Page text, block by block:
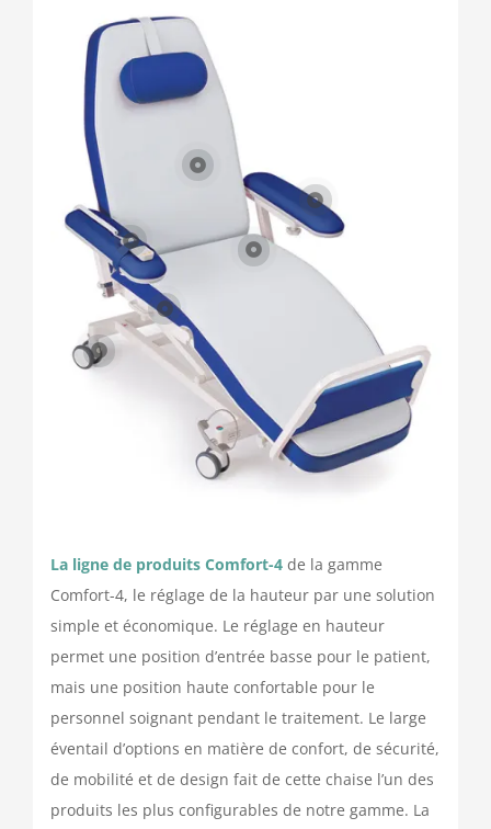
Nouvelles et articles
Nous contacter
La ligne de produits Comfort-4de la gamme
Comfort-4, le réglage de la hauteur par une solution
simple et économique. Le réglage en hauteur
permet une position d’entrée basse pour le patient,
mais une position haute confortable pour le
personnel soignant pendant le traitement. Le large
éventail d’options en matière de confort, de sécurité,
de mobilité et de design fait de cette chaise l’un des
produits les plus configurables de notre gamme. La